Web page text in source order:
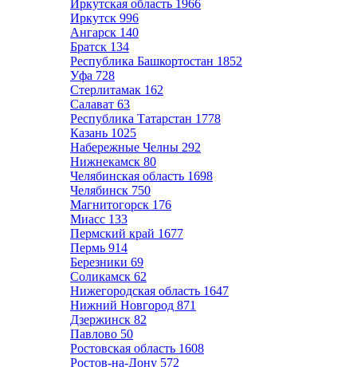
Иркутская область 1966
Иркутск 996
Ангарск 140
Братск 134
Республика Башкортостан 1852
Уфа 728
Стерлитамак 162
Салават 63
Республика Татарстан 1778
Казань 1025
Набережные Челны 292
Нижнекамск 80
Челябинская область 1698
Челябинск 750
Магнитогорск 176
Миасс 133
Пермский край 1677
Пермь 914
Березники 69
Соликамск 62
Нижегородская область 1647
Нижний Новгород 871
Дзержинск 82
Павлово 50
Ростовская область 1608
Ростов-на-Дону 572